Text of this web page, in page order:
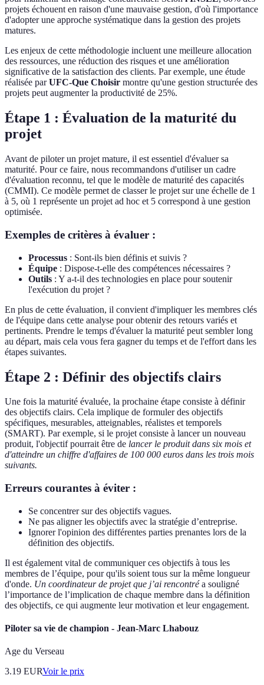
projets échouent en raison d'une mauvaise gestion, d'où l'importance
d'adopter une approche systématique dans la gestion des projets
matures.
Les enjeux de cette méthodologie incluent une meilleure allocation
des ressources, une réduction des risques et une amélioration
significative de la satisfaction des clients. Par exemple, une étude
réalisée parUFC-Que Choisir montre qu'une gestion structurée des
projets peut augmenter la productivité de 25%.
Étape 1 : Évaluation de la maturité du
projet
Avant de piloter un projet mature, il est essentiel d'évaluer sa
maturité. Pour ce faire, nous recommandons d'utiliser un cadre
d'évaluation reconnu, tel que le modèle de maturité des capacités
(CMMI). Ce modèle permet de classer le projet sur une échelle de 1
à 5, où 1 représente un projet ad hoc et 5 correspond à une gestion
optimisée.
Exemples de critères à évaluer :
Processus : Sont-ils bien définis et suivis ?
Équipe : Dispose-t-elle des compétences nécessaires ?
Outils : Y a-t-il des technologies en place pour soutenir
l'exécution du projet ?
En plus de cette évaluation, il convient d'impliquer les membres clés
de l'équipe dans cette analyse pour obtenir des retours variés et
pertinents. Prendre le temps d'évaluer la maturité peut sembler long
au départ, mais cela vous fera gagner du temps et de l'effort dans les
étapes suivantes.
Étape 2 : Définir des objectifs clairs
Une fois la maturité évaluée, la prochaine étape consiste à définir
des objectifs clairs. Cela implique de formuler des objectifs
spécifiques, mesurables, atteignables, réalistes et temporels
(SMART). Par exemple, si le projet consiste à lancer un nouveau
produit, l'objectif pourrait être de lancer le produit dans six mois et
d'atteindre un chiffre d'affaires de 100 000 euros dans les trois mois
suivants.
Erreurs courantes à éviter :
Se concentrer sur des objectifs vagues.
Ne pas aligner les objectifs avec la stratégie d’entreprise.
Ignorer l'opinion des différentes parties prenantes lors de la
définition des objectifs.
Il est également vital de communiquer ces objectifs à tous les
membres de l’équipe, pour qu'ils soient tous sur la même longueur
d'onde. Un coordinateur de projet que j’ai rencontréa souligné
l’importance de l’implication de chaque membre dans la définition
des objectifs, ce qui augmente leur motivation et leur engagement.
Piloter sa vie de champion - Jean-Marc Lhabouz
Age du Verseau
3.19 EURVoir le prix